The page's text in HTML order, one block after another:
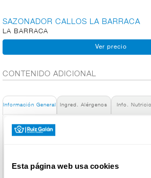
Esta página web usa cookies
QUESOS
CORTE
SAZONADOR CALLOS LA BARRACA
LA BARRACA
CONTENIDO ADICIONAL
Información General Ingred. Alérgenos Info.
Denominación de alimento:
Nombre del Operador: